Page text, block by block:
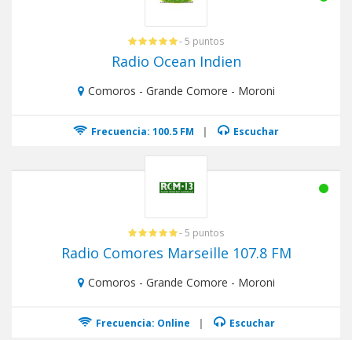
- 5 puntos
Radio Ocean Indien
Comoros - Grande Comore - Moroni
Frecuencia: 100.5 FM | Escuchar
- 5 puntos
Radio Comores Marseille 107.8 FM
Comoros - Grande Comore - Moroni
Frecuencia: Online | Escuchar